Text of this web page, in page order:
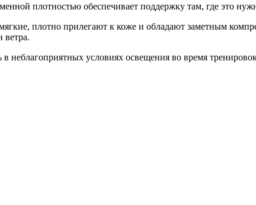
плотностью обеспечивает поддержку там, где это
плотно прилегают к коже и обладают заметным
ветра.
условиях освещения во время